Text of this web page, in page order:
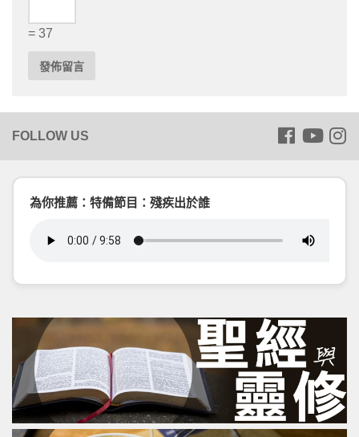
= 37
為你推薦：特備節目：殘疾出於誰